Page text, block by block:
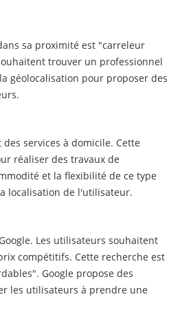
sa proximité est "carreleur
trouver un professionnel
géolocalisation pour proposer des
services à domicile. Cette
réaliser des travaux de
et la flexibilité de ce type
localisation de l'utilisateur.
Les utilisateurs souhaitent
compétitifs. Cette recherche est
Google propose des
les utilisateurs à prendre une